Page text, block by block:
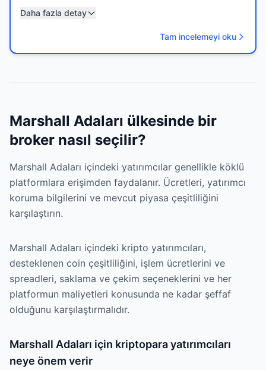
Daha fazla detay
Tam incelemeyi oku
Marshall Adaları ülkesinde bir
broker nasıl seçilir?
Marshall Adaları içindeki yatırımcılar genellikle köklü
platformlara erişimden faydalanır. Ücretleri, yatırımcı
koruma bilgilerini ve mevcut piyasa çeşitliliğini
karşılaştırın.
Marshall Adaları içindeki kripto yatırımcıları,
desteklenen coin çeşitliliğini, işlem ücretlerini ve
spreadleri, saklama ve çekim seçeneklerini ve her
platformun maliyetleri konusunda ne kadar şeffaf
olduğunu karşılaştırmalıdır.
Marshall Adaları için kriptopara yatırımcıları
neye önem verir